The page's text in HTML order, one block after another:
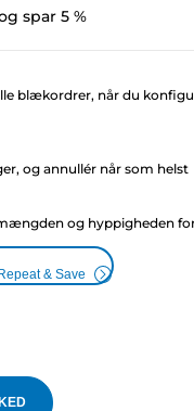
spar 5 %
blækordrer, når du
og annullér når som helst
og hyppigheden
& Save